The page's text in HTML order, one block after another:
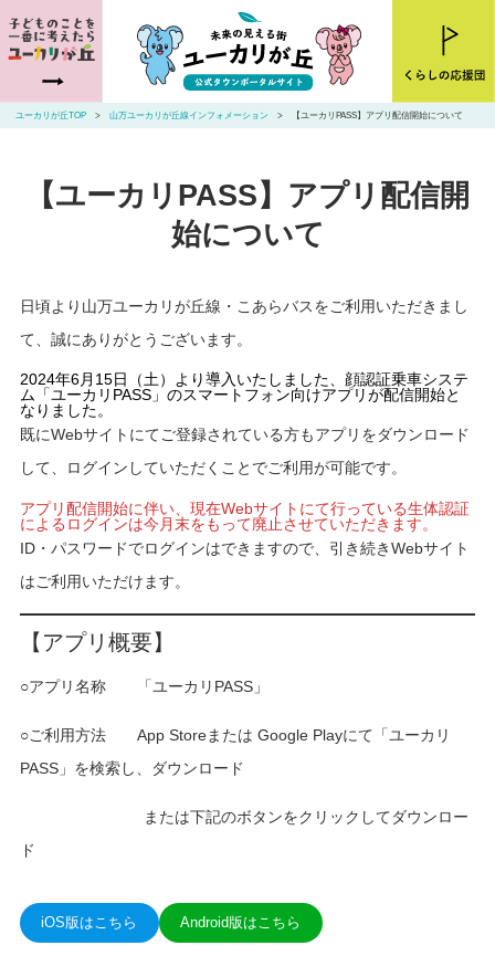
ユーカリが丘とは
ニュース
住まいを探す
交通アクセス
山万ユーカリが丘線・こあらバス
お問い合わせ
ユーカリが丘TOP 山万ユーカリが丘線インフォメーション 【ユーカリPASS】アプリ配信開始について
【ユーカリPASS】アプリ配信開
始について
日頃より山万ユーカリが丘線・こあらバスをご利用いただきまし
て、誠にありがとうございます。
2024年6月15日（土）より導入いたしました、顔認証乗車システ
ム「ユーカリPASS」のスマートフォン向けアプリが配信開始と
なりました。
既にWebサイトにてご登録されている方もアプリをダウンロード
して、ログインしていただくことでご利用が可能です。
アプリ配信開始に伴い、現在Webサイトにて行っている生体認証
によるログインは今月末をもって廃止させていただきます。
ID・パスワードでログインはできますので、引き続きWebサイト
はご利用いただけます。
【アプリ概要】
○アプリ名称 「ユーカリPASS」
○ご利用方法 App Storeまたは Google Playにて「ユーカリ
PASS」を検索し、ダウンロード
または下記のボタンをクリックしてダウンロー
ド
iOS版はこちら Android版はこちら